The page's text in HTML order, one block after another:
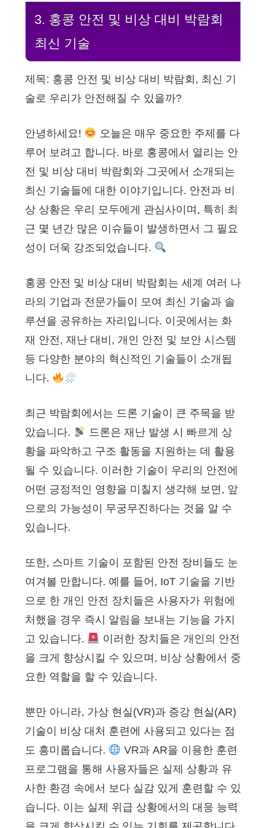
3. 홍콩 안전 및 비상 대비 박람회
최신 기술
제목: 홍콩 안전 및 비상 대비 박람회, 최신 기
술로 우리가 안전해질 수 있을까?
안녕하세요!
오늘은 매우 중요한 주제를 다
루어 보려고 합니다. 바로 홍콩에서 열리는 안
전 및 비상 대비 박람회와 그곳에서 소개되는
최신 기술들에 대한 이야기입니다. 안전과 비
상 상황은 우리 모두에게 관심사이며, 특히 최
근 몇 년간 많은 이슈들이 발생하면서 그 필요
성이 더욱 강조되었습니다.
홍콩 안전 및 비상 대비 박람회는 세계 여러 나
라의 기업과 전문가들이 모여 최신 기술과 솔
루션을 공유하는 자리입니다. 이곳에서는 화
재 안전, 재난 대비, 개인 안전 및 보안 시스템
등 다양한 분야의 혁신적인 기술들이 소개됩
니다.
최근 박람회에서는 드론 기술이 큰 주목을 받
았습니다.
드론은 재난 발생 시 빠르게 상
황을 파악하고 구조 활동을 지원하는 데 활용
될 수 있습니다. 이러한 기술이 우리의 안전에
어떤 긍정적인 영향을 미칠지 생각해 보면, 앞
으로의 가능성이 무궁무진하다는 것을 알 수
있습니다.
또한, 스마트 기술이 포함된 안전 장비들도 눈
여겨볼 만합니다. 예를 들어, IoT 기술을 기반
으로 한 개인 안전 장치들은 사용자가 위험에
처했을 경우 즉시 알림을 보내는 기능을 가지
고 있습니다.
이러한 장치들은 개인의 안전
을 크게 향상시킬 수 있으며, 비상 상황에서 중
요한 역할을 할 수 있습니다.
뿐만 아니라, 가상 현실(VR)과 증강 현실(AR)
기술이 비상 대처 훈련에 사용되고 있다는 점
도 흥미롭습니다.
VR과 AR을 이용한 훈련
프로그램을 통해 사용자들은 실제 상황과 유
사한 환경 속에서 보다 실감 있게 훈련할 수 있
습니다. 이는 실제 위급 상황에서의 대응 능력